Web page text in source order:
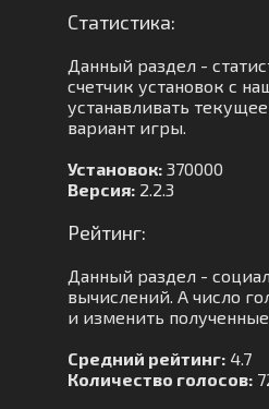
Статистика:
Данный раздел -
счетчик установок с
устанавливать
вариант игры.
Установок: 370000
Версия: 2.2.3
Рейтинг:
Данный раздел -
вычислений. А число
и изменить
Средний рейтинг: 4.7
Количество голосов: